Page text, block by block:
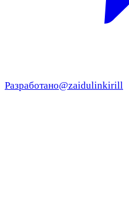
Разработано@zaidulinkirill